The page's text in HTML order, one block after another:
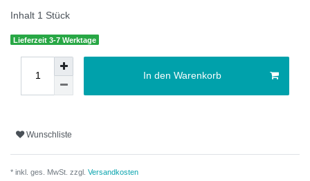
Inhalt 1 Stück
Lieferzeit 3-7 Werktage
In den Warenkorb
Wunschliste
* inkl. ges. MwSt. zzgl. Versandkosten